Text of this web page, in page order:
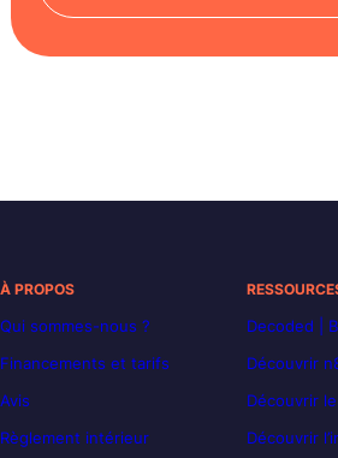
À PROPOS
Qui sommes-nous ?
Financements et tarifs
Avis
Règlement intérieur
Decoded |
Découvrir
Découvrir
Découvrir